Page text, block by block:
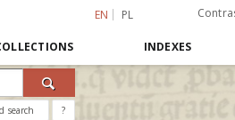
EN PL
INDEXES
search ?